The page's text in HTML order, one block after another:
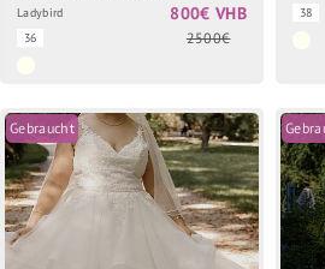
Ladybird
36
800€ VHB
2500€
38
Gebraucht